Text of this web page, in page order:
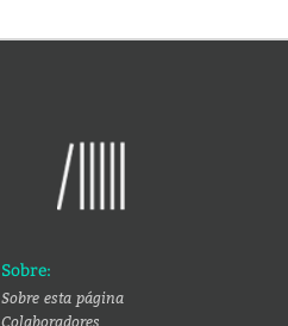
Sobre:
Sobre esta página
Colaboradores